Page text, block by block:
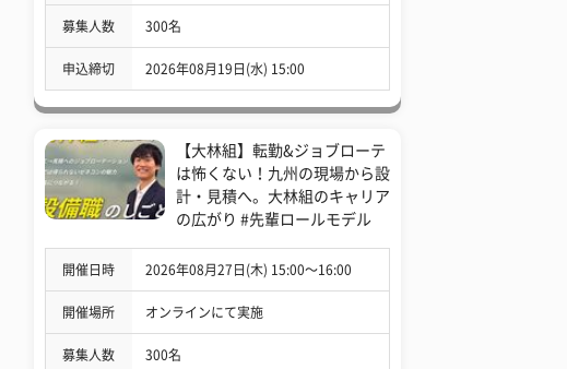
募集人数 300名
申込締切 2026年08月19日(水) 15:00
【大林組】転勤&ジョブローテ
は怖くない！九州の現場から設
計・見積へ。大林組のキャリア
の広がり #先輩ロールモデル
開催日時 2026年08月27日(木) 15:00〜16:00
開催場所 オンラインにて実施
募集人数 300名